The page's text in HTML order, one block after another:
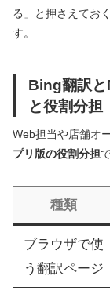
る」と押さえてお
す。
Bing翻訳
と役割分担
Web担当や店舗オ
プリ版の役割分担
種類
ブラウザで使
う翻訳ページ